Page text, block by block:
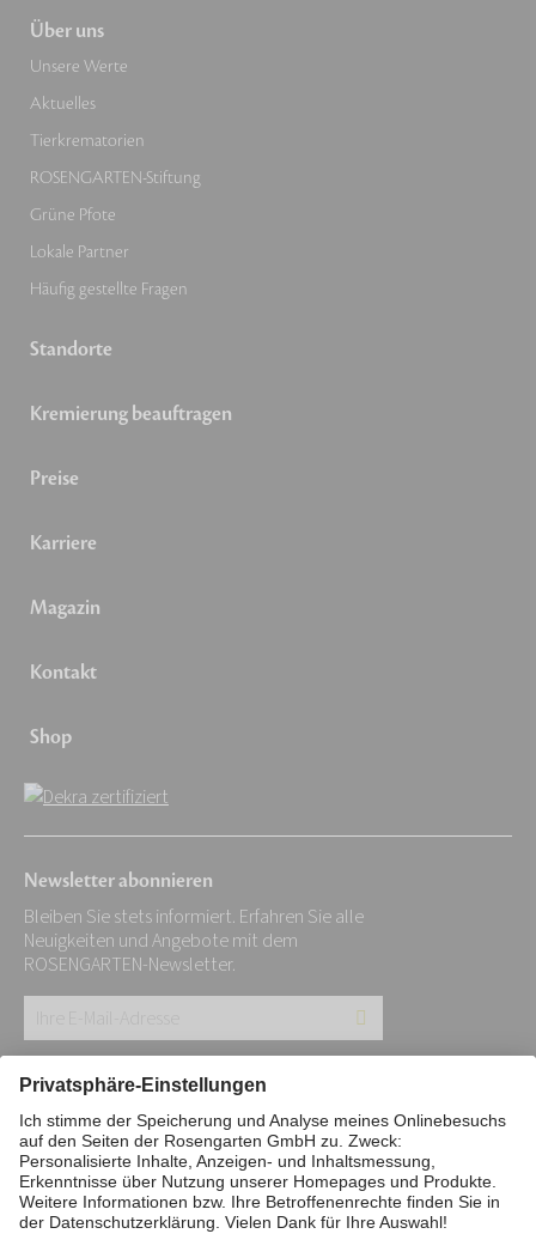
Über uns
Unsere Werte
Aktuelles
Tierkrematorien
ROSENGARTEN-Stiftung
Grüne Pfote
Lokale Partner
Häufig gestellte Fragen
Standorte
Kremierung beauftragen
Preise
Karriere
Magazin
Kontakt
Shop
Newsletter abonnieren
Bleiben Sie stets informiert. Erfahren Sie alle
Neuigkeiten und Angebote mit dem
ROSENGARTEN-Newsletter.
E-
Mail-
Adresse:
*
Impressum Datenschutz
Stiftung
Interne Meldestelle
Zahlungsmittel
Barrierefreiheitserklärung
Vertrag widerrufen